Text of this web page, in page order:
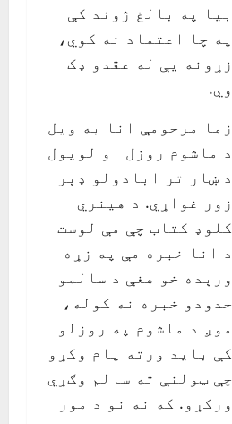
بیا په بالغ ژوند کې
په چا اعتماد نه کوي،
زړونه یې له عقدو ډک
وي.
زما مرحومې انا به ویل
د ماشوم روزل او لویول
د ښار تر ابادولو ډېر
زور غواړي. د هینري
کلوډ کتاب چې مې لوست
د انا خبره مې په زړه
ورېده خو هغې د سالمو
حدودو خبره نه کوله،
موږ د ماشوم په روزلو
کې باید ورته پام وکړو
چې ټولنې ته سالم وګړي
ورکړو. که نه نو د مور